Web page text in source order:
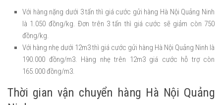
Với hàng nặng dưới 3 tấn thì giá cước gửi hàng Hà Nội Quảng Ninh
là 1.050 đồng/kg. Đơn trên 3 tấn thì giá cước sẽ giảm còn 750
đồng/kg.
Với hàng nhẹ dưới 12m3 thì giá cước gửi hàng Hà Nội Quảng Ninh là
190.000 đồng/m3. Hàng nhẹ trên 12m3 giá cước hỗ trợ còn
165.000 đồng/m3.
Thời gian vận chuyển hàng Hà Nội Quảng